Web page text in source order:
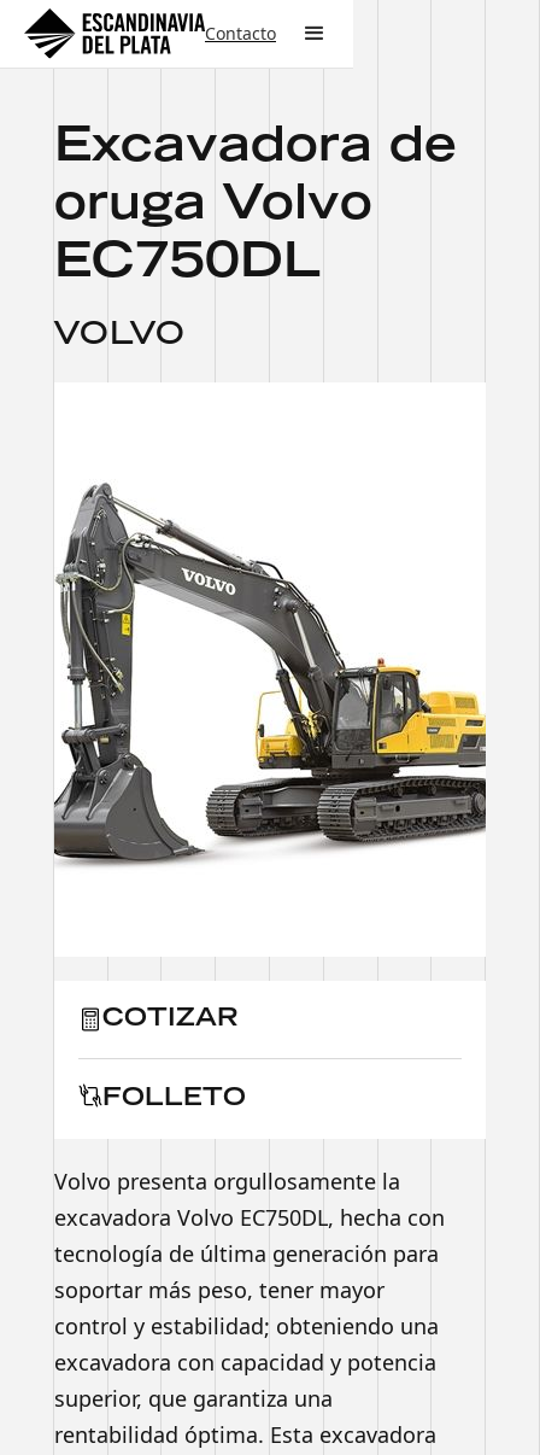
Contacto
Excavadora de
oruga Volvo
EC750DL
VOLVO
Volvo presenta orgullosamente la
excavadora Volvo EC750DL, hecha con
tecnología de última generación para
soportar más peso, tener mayor
control y estabilidad; obteniendo una
excavadora con capacidad y potencia
superior, que garantiza una
rentabilidad óptima. Esta excavadora
COTIZAR
FOLLETO